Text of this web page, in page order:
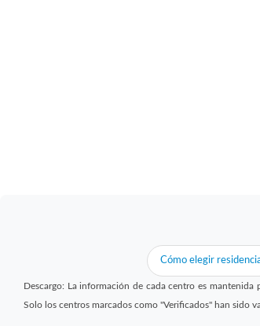
Cómo elegir
Descargo: La información de cada centro es
Solo los centros marcados como "Verificados" han sido